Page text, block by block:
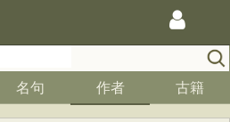
名句 作者 古籍